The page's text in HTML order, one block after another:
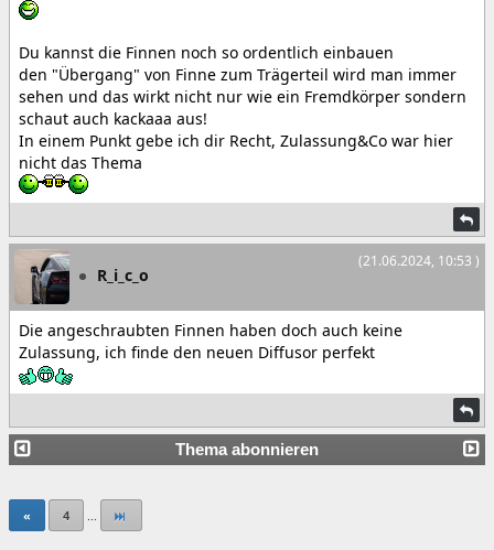
Du kannst die Finnen noch so ordentlich einbauen
den "Übergang" von Finne zum Trägerteil wird man immer
sehen und das wirkt nicht nur wie ein Fremdkörper sondern
schaut auch kackaaa aus!
In einem Punkt gebe ich dir Recht, Zulassung&Co war hier
nicht das Thema
(21.06.2024, 10:53 )
R_i_c_o
Die angeschraubten Finnen haben doch auch keine
Zulassung, ich finde den neuen Diffusor perfekt
Thema abonnieren
« 4 ...